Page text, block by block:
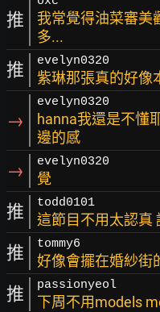
推
我常覺得油菜審美
多...
推 evelyn0320
紫琳那張真的好像
→
evelyn0320
hanna我還是不懂
邊的感
→ evelyn0320
覺
推 todd0101
這節目不用太認真
推 tommy6
好像會擺在婚紗街
推 passionyeol
下周不用models